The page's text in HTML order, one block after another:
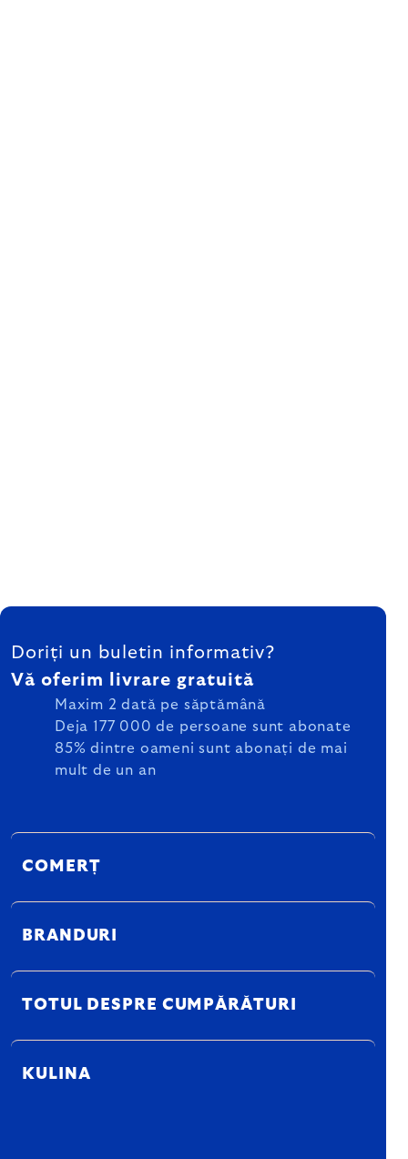
SUBSOL
Doriți un buletin informativ?
Vă oferim livrare gratuită
Maxim 2 dată pe săptămână
Deja 177 000 de persoane sunt abonate
85% dintre oameni sunt abonați de mai
mult de un an
COMERȚ
BRANDURI
TOTUL DESPRE CUMPĂRĂTURI
KULINA